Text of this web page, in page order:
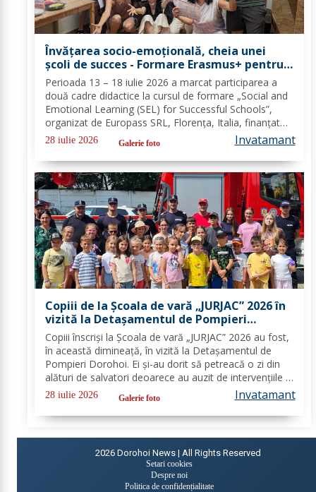
Învățarea socio-emoțională, cheia unei
școli de succes - Formare Erasmus+ pentru
două cadre didactice de la Școala
Gimnazială „Spiru Haret” Dorohoi - FOTO
Perioada 13 – 18 iulie 2026 a marcat participarea a
două cadre didactice la cursul de formare „Social and
Emotional Learning (SEL) for Successful Schools”,
organizat de Europass SRL, Florența, Italia, finanțat
prin programul de Acreditare Erasmus +, domeniul
educație școlară număr de referință...
28 iulie 2026 Galerie foto Invatamant
Copiii de la Școala de vară „JURJAC” 2026 în
vizită la Detașamentul de Pompieri
Dorohoi - FOTO
Copiii înscriși la Școala de vară „JURJAC” 2026 au fost,
în această dimineață, în vizită la Detașamentul de
Pompieri Dorohoi. Ei și-au dorit să petreacă o zi din
alături de salvatori deoarece au auzit de intervențiile la
care au participat și de oamenii pe care i-au ajutat de-
a lungul timpului. „Ne...
28 iulie 2026 Galerie foto Invatamant
2026 Dorohoi News | All Rights Reserved
Setari cookies
Despre noi
Politica de confidențialitate